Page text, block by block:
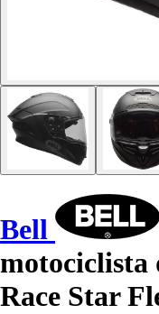
Bell
motociclista
Race Star